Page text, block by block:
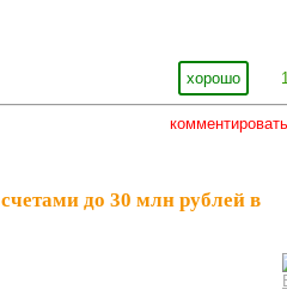
хорошо
комментировать
до 30 млн рублей в